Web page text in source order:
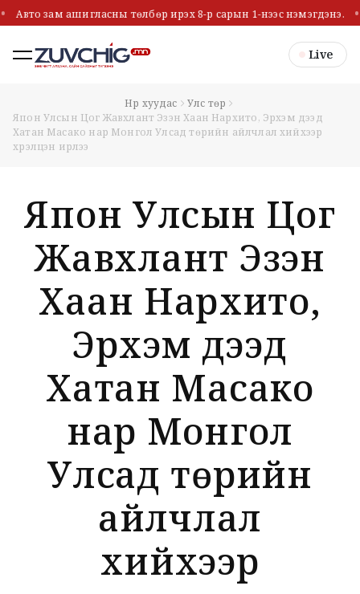
Авто зам ашигласны төлбөр ирэх 8-р сарын 1-нээс нэмэгдэнэ.
Live
Нүүр хуудас
Улс төр
Япон Улсын Цог Жавхлант Эзэн Хаан Нарүхито, Эрхэм дээд
Хатан Масако нар Монгол Улсад төрийн айлчлал хийхээр
хүрэлцэн ирлээ
Япон Улсын Цог
Жавхлант Эзэн
Хаан Нарүхито,
Эрхэм дээд
Хатан Масако
нар Монгол
Улсад төрийн
айлчлал
хийхээр